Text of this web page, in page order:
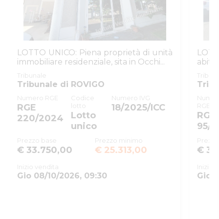
ID registro
ESECUZIONI_CIVILI_IMMOBILIARI
ID rito
EICA
ID tribunale
0290410098
Tribunale
Rito
ESPROPRIAZIONE IMMOBILIARE
(CARTABIA)
procedura
procedura
LOTTO UNICO: Piena proprietà di unità
immobiliare residenziale, sita in Occhi...
Tribunale
Tribunale di ROVIGO
Numero RGE
RGE
220/2024
Codice
lotto
Lotto
unico
Numero IVG
18/2025/ICC
Prezzo base
€ 33.750,00
Prezzo minimo
€ 25.313,00
Inizio vendita
Gio 08/10/2026, 09:30
RGE
RGE
95/
€
Inizio
Gio